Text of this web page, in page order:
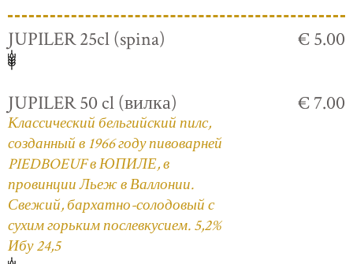
JUPILER 25cl (spina) € 5.00
JUPILER 50 cl (вилка)
Классический бельгийский пилс,
созданный в 1966 году пивоварней
PIEDBOEUF в ЮПИЛЕ, в
провинции Льеж в Валлонии.
Свежий, бархатно-солодовый с
сухим горьким послевкусием. 5,2%
Ибу 24,5
€ 7.00